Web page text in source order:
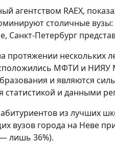
агентством RAEX,
столичные
Санкт-Петербург
протяжении нескольких
МФТИ и НИЯУ
и являются
статистикой и данными
из лучших
вузов города на Неве
лишь 36%).